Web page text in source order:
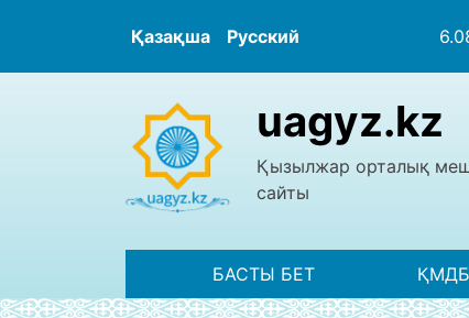
Қазақша Русский
uagyz.kz
Қызылжар орталық
сайты
БАСТЫ БЕТ ҚМДБ